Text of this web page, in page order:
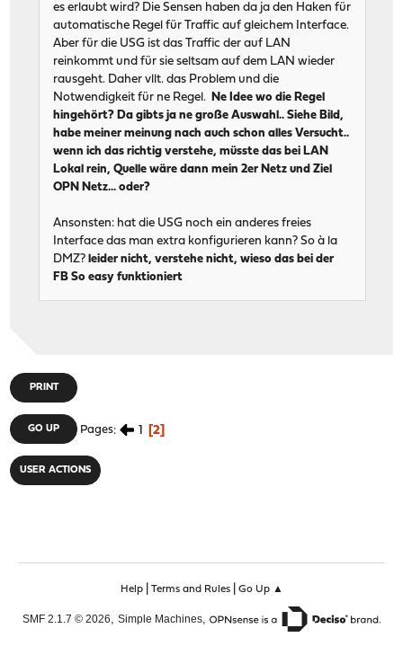
es erlaubt wird? Die Sensen haben da ja den Haken für
automatische Regel für Traffic auf gleichem Interface.
Aber für die USG ist das Traffic der auf LAN
reinkommt und für sie seltsam auf dem LAN wieder
rausgeht. Daher vllt. das Problem und die
Notwendigkeit für ne Regel.
Ne Idee wo die Regel
hingehört? Da gibts ja ne große Auswahl.. Siehe Bild,
habe meiner meinung nach auch schon alles Versucht..
wenn ich das richtig verstehe, müsste das bei LAN
Lokal rein, Quelle wäre dann mein 2er Netz und Ziel
OPN Netz... oder?
Ansonsten: hat die USG noch ein anderes freies
Interface das man extra konfigurieren kann? So à la
DMZ? leider nicht, verstehe nicht, wieso das bei der
FB So easy funktioniert
PRINT
GO UP Pages 1 2
USER ACTIONS
Help| Terms and Rules| Go Up ▲
SMF 2.1.7 © 2026, Simple Machines,